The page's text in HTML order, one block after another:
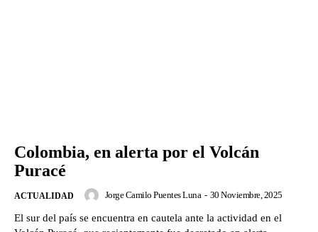
Colombia, en alerta por el Volcán
Puracé
ACTUALIDAD Jorge Camilo Puentes Luna - 30 Noviembre, 2025
El sur del país se encuentra en cautela ante la actividad en el